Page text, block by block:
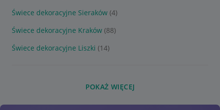
Świece dekoracyjne Sieraków (4)
Świece dekoracyjne Kraków (88)
Świece dekoracyjne Liszki (14)
POKAŻ WIĘCEJ